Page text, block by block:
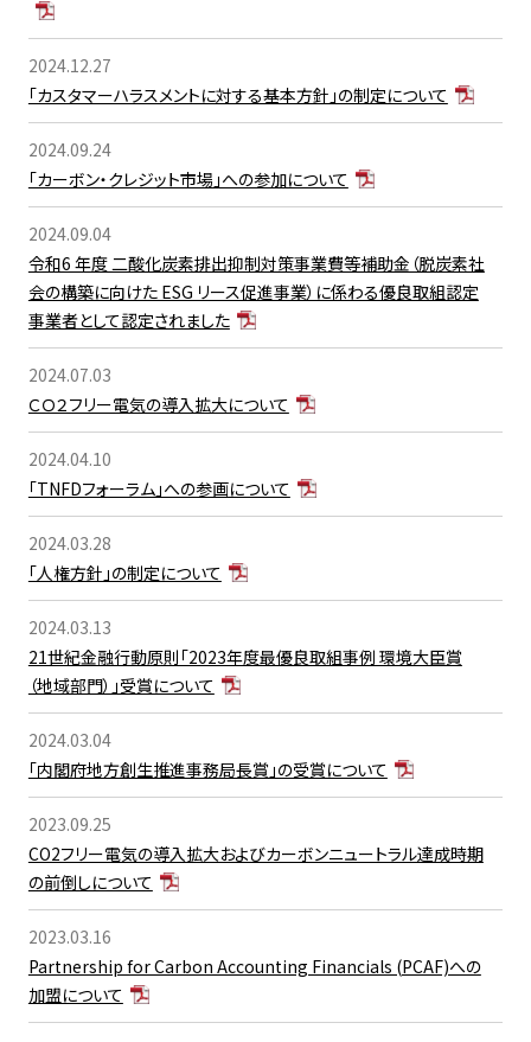
2024.12.27
「カスタマーハラスメントに対する基本方針」の制定について
2024.09.24
「カーボン・クレジット市場」への参加について
2024.09.04
令和6 年度 二酸化炭素排出抑制対策事業費等補助金（脱炭素社
会の構築に向けた ESG リース促進事業）に係わる優良取組認定
事業者として認定されました
2024.07.03
ＣＯ２フリー電気の導入拡大について
2024.04.10
「TNFDフォーラム」への参画について
2024.03.28
「人権方針」の制定について
2024.03.13
21世紀金融行動原則「2023年度最優良取組事例 環境大臣賞
（地域部門）」受賞について
2024.03.04
「内閣府地方創生推進事務局長賞」の受賞について
2023.09.25
CO2フリー電気の導入拡大およびカーボンニュートラル達成時期
の前倒しについて
2023.03.16
Partnership for Carbon Accounting Financials (PCAF)への
加盟について